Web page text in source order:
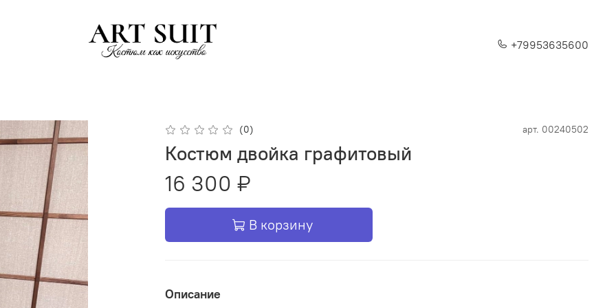
+79953635600
(0) арт. 00240502
Костюм двойка графитовый
16 300 ₽
В корзину
Описание